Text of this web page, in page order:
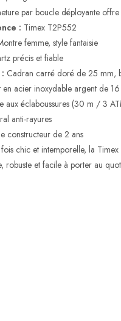
par boucle déployante
: Timex T2P552
femme, style fantaisie
précis et fiable
Cadran carré doré de 25 mm,
en acier inoxydable argent de
aux éclaboussures (30 m / 3
anti-rayures
constructeur de 2 ans
chic et intemporelle, la
robuste et facile à porter au